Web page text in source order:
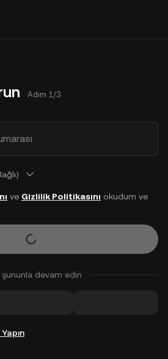
Adım 1/3
ve Gizlilik Politikasını okudum ve
şununla devam edin